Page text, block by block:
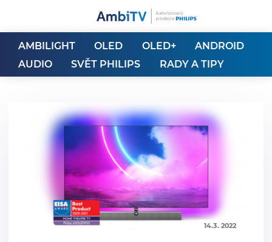
AMBILIGHT OLED OLED+
ANDROID
AUDIO
SVĚT PHILIPS RADY A TIPY
14.3. 2022